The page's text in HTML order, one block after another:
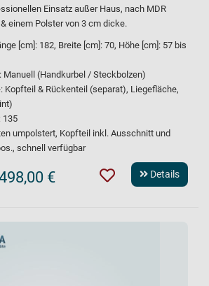
Einsatz außer Haus, nach MDR
einem Polster von 3 cm dicke.
[cm]: 182, Breite [cm]: 70, Höhe [cm]: 57 bis
Manuell (Handkurbel / Steckbolzen)
Kopfteil & Rückenteil (separat), Liegefläche,
135
umpolstert, Kopfteil inkl. Ausschnitt und
schnell verfügbar
€ Details